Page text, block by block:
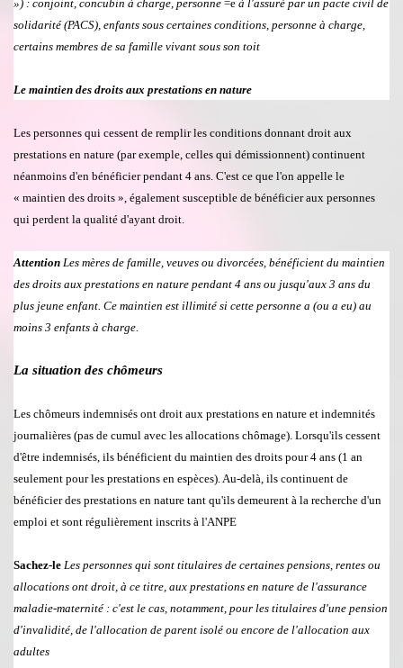
») : conjoint, concubin à charge, personne =e à l'assuré par un pacte civil de
solidarité (PACS), enfants sous certaines conditions, personne à charge,
certains membres de sa famille vivant sous son toit
Le maintien des droits aux prestations en nature
Les personnes qui cessent de remplir les conditions donnant droit aux
prestations en nature (par exemple, celles qui démissionnent) continuent
néanmoins d'en bénéficier pendant 4 ans. C'est ce que l'on appelle le
« maintien des droits », également susceptible de bénéficier aux personnes
qui perdent la qualité d'ayant droit.
Attention Les mères de famille, veuves ou divorcées, bénéficient du maintien
des droits aux prestations en nature pendant 4 ans ou jusqu'aux 3 ans du
plus jeune enfant. Ce maintien est illimité si cette personne a (ou a eu) au
moins 3 enfants à charge.
La situation des chômeurs
Les chômeurs indemnisés ont droit aux prestations en nature et indemnités
journalières (pas de cumul avec les allocations chômage). Lorsqu'ils cessent
d'être indemnisés, ils bénéficient du maintien des droits pour 4 ans (1 an
seulement pour les prestations en espèces). Au-delà, ils continuent de
bénéficier des prestations en nature tant qu'ils demeurent à la recherche d'un
emploi et sont régulièrement inscrits à l'ANPE
Sachez-le Les personnes qui sont titulaires de certaines pensions, rentes ou
allocations ont droit, à ce titre, aux prestations en nature de l'assurance
maladie-maternité : c'est le cas, notamment, pour les titulaires d'une pension
d'invalidité, de l'allocation de parent isolé ou encore de l'allocation aux
adultes